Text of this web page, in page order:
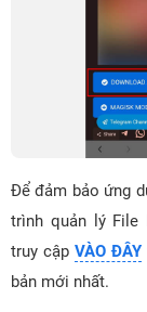
Để đảm bảo ứng
trình quản lý File
truy cập VÀO ĐÂY
bản mới nhất.